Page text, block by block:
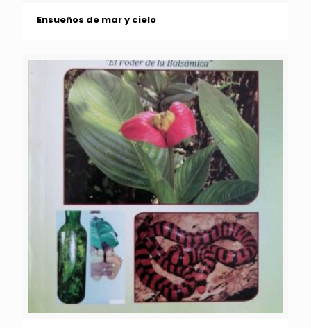
Ensueños de mar y cielo